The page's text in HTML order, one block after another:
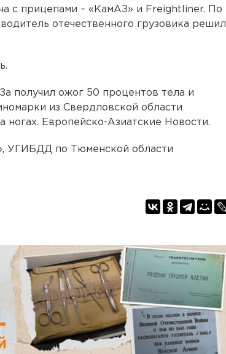
с прицепами – «КамАЗ» и Freightliner. По
отечественного грузовика решил
получил ожог 50 процентов тела и
из Свердловской области
ногах. Европейско-Азиатские Новости.
УГИБДД по Тюменской области